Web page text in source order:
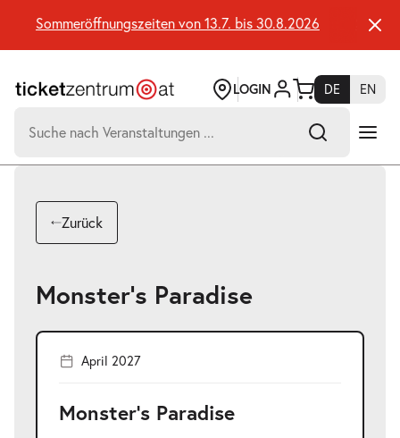
Seiteninhalt
springen
Sommeröffnungszeiten von 13.7. bis 30.8.2026
LOGIN DE
EN
nach:
Suchtreffer:
Zurück
Monster’s Paradise
April 2027
Monster’s Paradise